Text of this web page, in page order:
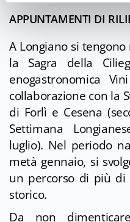
APPUNTAMENTI DI
A Longiano si
la Sagra della
enogastronomica
collaborazione con la
di Forlì e Cesena
Settimana
luglio). Nel periodo
metà gennaio, si
un percorso di più di
storico.
Da non